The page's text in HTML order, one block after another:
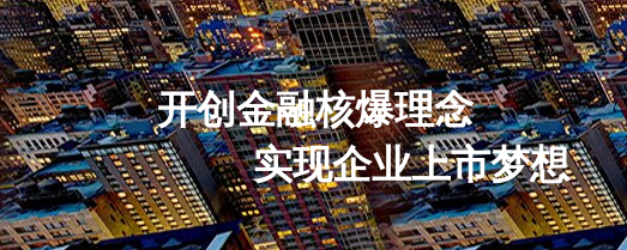
开创金融核爆理念
实现企业上市梦想